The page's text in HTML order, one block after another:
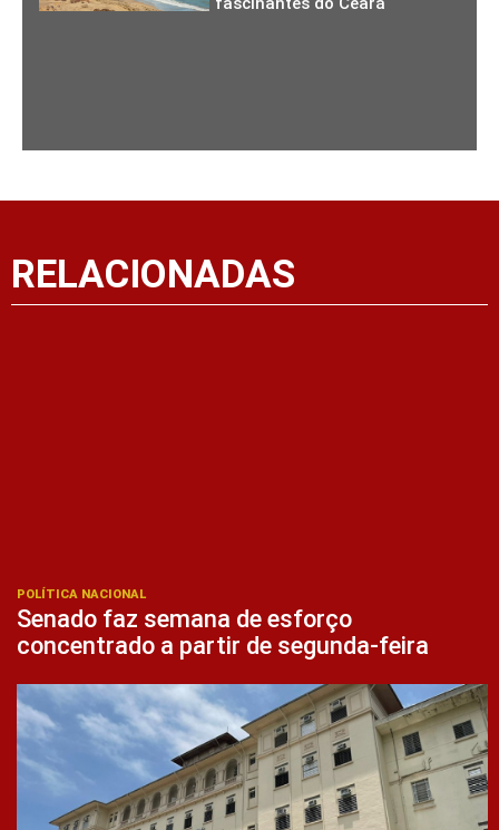
RELACIONADAS
POLÍTICA NACIONAL
Senado faz semana de esforço
concentrado a partir de segunda-feira